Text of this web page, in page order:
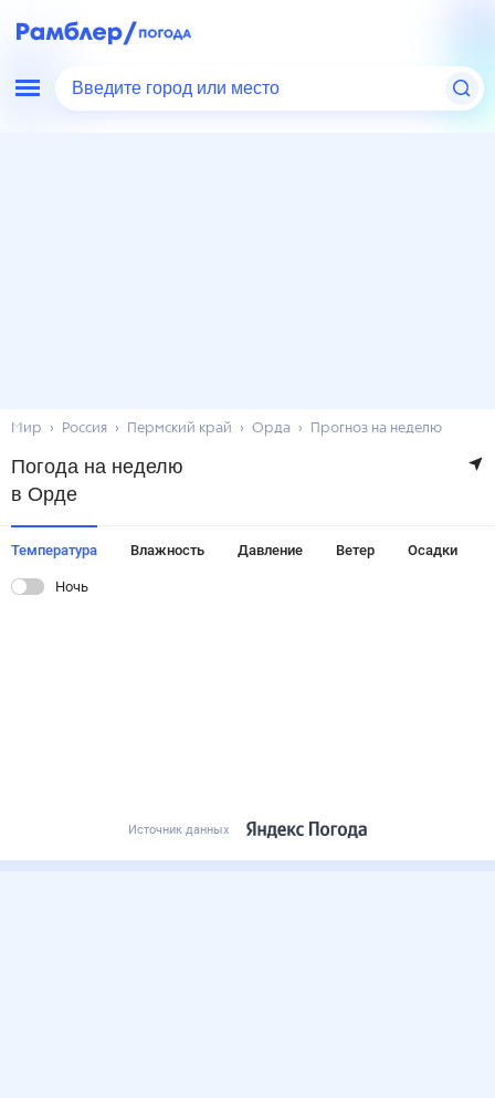
Введите город или место
Мир Россия Пермский край Орда Прогноз на неделю
Погода на неделю
в Орде
Температура Влажность Давление Ветер Осадки
Ночь
Источник данных